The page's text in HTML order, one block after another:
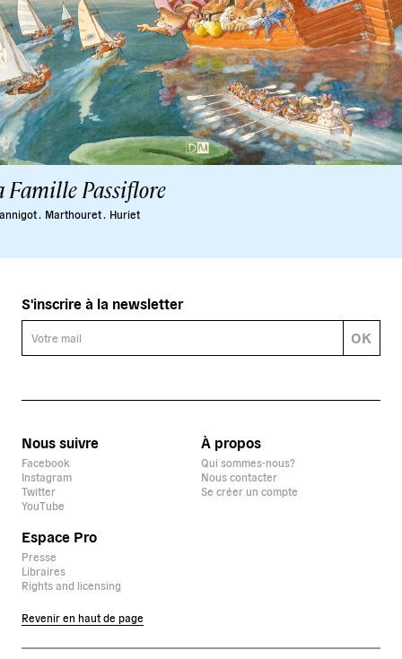
Famille Passiflore
. Marthouret . Huriet
Nous suivre
Facebook
Instagram
Twitter
YouTube
À propos
Qui sommes-nous?
Nous contacter
Se créer un compte
Espace Pro
Presse
Libraires
Rights and licensing
Revenir en haut de page
S'inscrire à la newsletter
OK